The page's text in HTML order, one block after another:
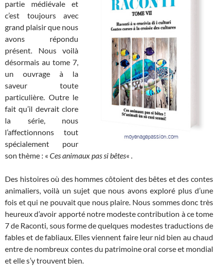
partie médiévale et
c’est toujours avec
grand plaisir que nous
avons répondu
présent. Nous voilà
désormais au tome 7,
un ouvrage à la
saveur toute
particulière. Outre le
fait qu’il devrait clore
la série, nous
l’affectionnons tout
spécialement pour
son thème : « Ces animaux pas si bêtes« .
Des histoires où des hommes côtoient des bêtes et des contes
animaliers, voilà un sujet que nous avons exploré plus d’une
fois et qui ne pouvait que nous plaire. Nous sommes donc très
heureux d’avoir apporté notre modeste contribution à ce tome
7 de Raconti, sous forme de quelques modestes traductions de
fables et de fabliaux. Elles viennent faire leur nid bien au chaud
entre de nombreux contes du patrimoine oral corse et mondial
et elle s’y trouvent bien.